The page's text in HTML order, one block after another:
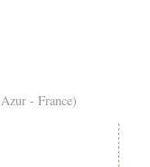
- France)